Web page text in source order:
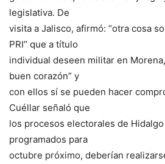
legislativa. De
visita a Jalisco, afirmó: “otra cosa
PRI” que a título
individual deseen militar en
buen corazón” y
con ellos sí se pueden hacer
Cuéllar señaló que
los procesos electorales de
programados para
octubre próximo, deberían